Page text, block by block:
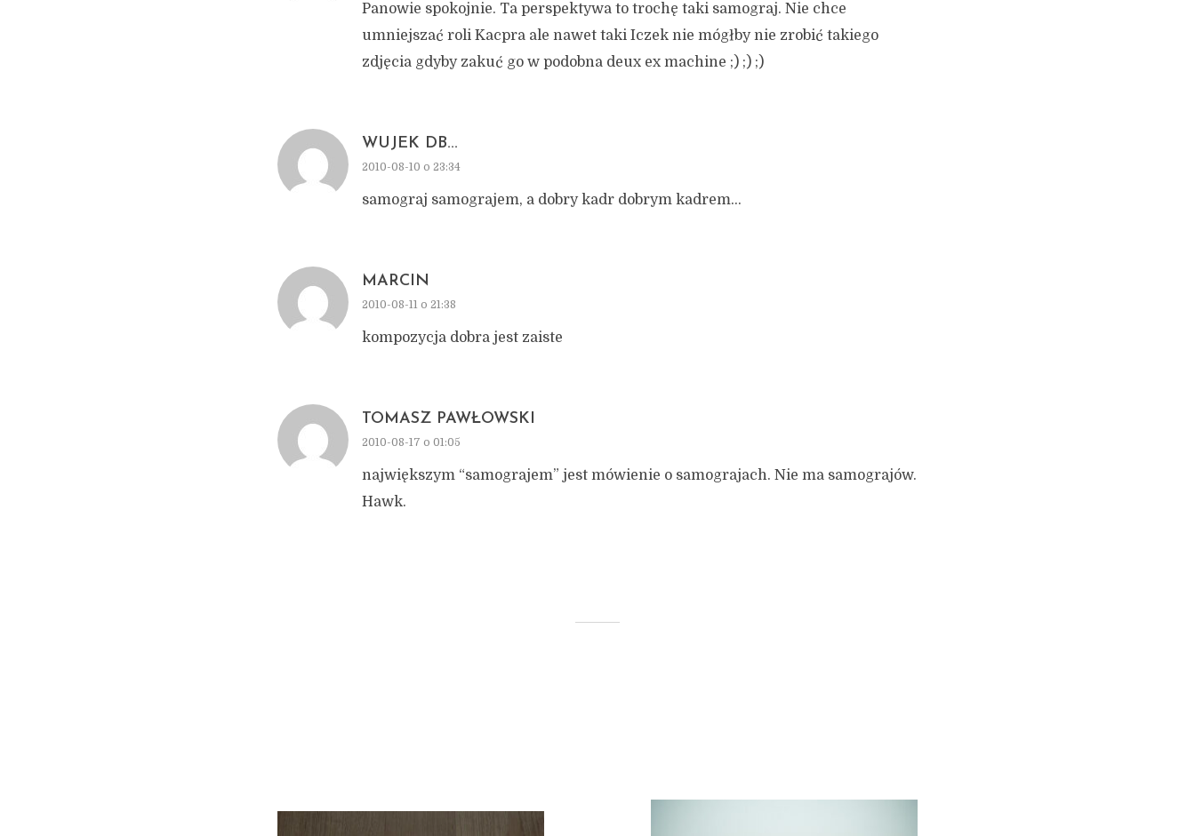
Panowie spokojnie. Ta perspektywa to trochę taki samograj. Nie chce
umniejszać roli Kacpra ale nawet taki Iczek nie mógłby nie zrobić takiego
zdjęcia gdyby zakuć go w podobna deux ex machine ;) ;) ;)
WUJEK DB...
2010-08-10 o 23:34
samograj samograjem, a dobry kadr dobrym kadrem…
MARCIN
2010-08-11 o 21:38
kompozycja dobra jest zaiste
TOMASZ PAWŁOWSKI
2010-08-17 o 01:05
największym “samograjem” jest mówienie o samograjach. Nie ma samograjów.
Hawk.